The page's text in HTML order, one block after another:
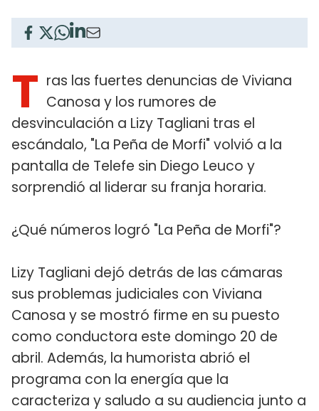
T ras las fuertes denuncias de Viviana
Canosa y los rumores de
desvinculación a Lizy Tagliani tras el
escándalo, "La Peña de Morfi" volvió a la
pantalla de Telefe sin Diego Leuco y
sorprendió al liderar su franja horaria.
¿Qué números logró "La Peña de Morfi"?
Lizy Tagliani dejó detrás de las cámaras
sus problemas judiciales con Viviana
Canosa y se mostró firme en su puesto
como conductora este domingo 20 de
abril. Además, la humorista abrió el
programa con la energía que la
caracteriza y saludo a su audiencia junto a